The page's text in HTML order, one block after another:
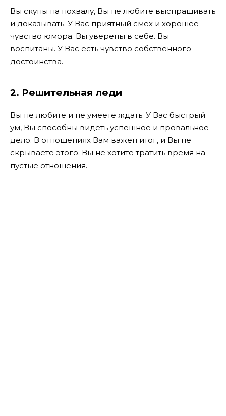
Вы скупы на похвалу, Вы не любите выспрашивать
и доказывать. У Вас приятный смех и хорошее
чувство юмора. Вы уверены в себе. Вы
воспитаны. У Вас есть чувство собственного
достоинства.
2. Решительная леди
Вы не любите и не умеете ждать. У Вас быстрый
ум, Вы способны видеть успешное и провальное
дело. В отношениях Вам важен итог, и Вы не
скрываете этого. Вы не хотите тратить время на
пустые отношения.